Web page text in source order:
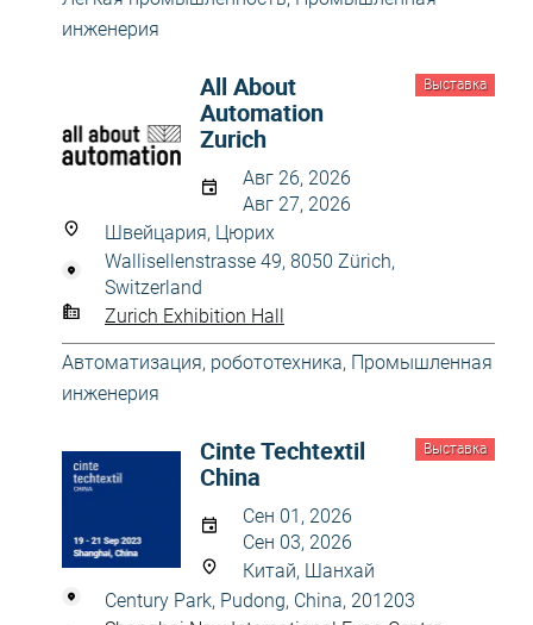
инженерия
Выставка
All About
Automation
Zurich
Авг 26, 2026
Авг 27, 2026
Швейцария, Цюрих
Wallisellenstrasse 49, 8050 Zürich,
Switzerland
Zurich Exhibition Hall
Автоматизация, робототехника, Промышленная
инженерия
Выставка
Cinte Techtextil
China
Сен 01, 2026
Сен 03, 2026
Китай, Шанхай
Century Park, Pudong, China, 201203